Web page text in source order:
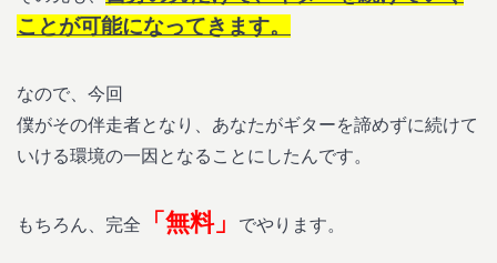
ことが可能になってきます。
なので、今回
僕がその伴走者となり、あなたがギターを諦めずに続けて
いける環境の一因となることにしたんです。
もちろん、完全 「無料」 でやります。